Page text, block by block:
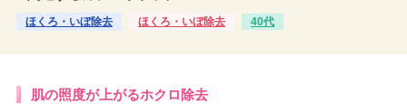
ほくろ・いぼ除去 ほくろ・いぼ除去 40代
肌の照度が上がるホクロ除去